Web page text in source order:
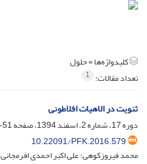
کلیدواژه‌ها =حلول
تعداد مقالات: 1
ثنویت در الاهیات افلاطونی
دوره 17، شماره 2، اسفند 1394، صفحه
51-72
10.22091/PFK.2016.579
محمد فیروزکوهی؛ علی اکبر احمدی افرمجانی